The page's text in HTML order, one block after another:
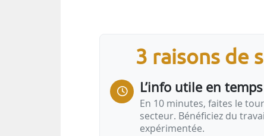
Avant la loi Le Meur, pour
3 raisons de
L’info utile en
En 10 minutes, faites le
secteur. Bénéficiez du
expérimentée.